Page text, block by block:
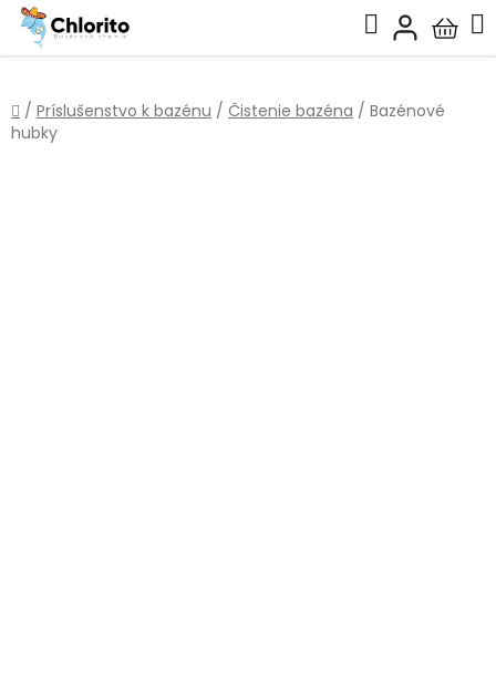
Prejsť
obsah
Hľadať
košík
Domov
/ Príslušenstvo k bazénu / Čistenie bazéna / Bazénové
hubky